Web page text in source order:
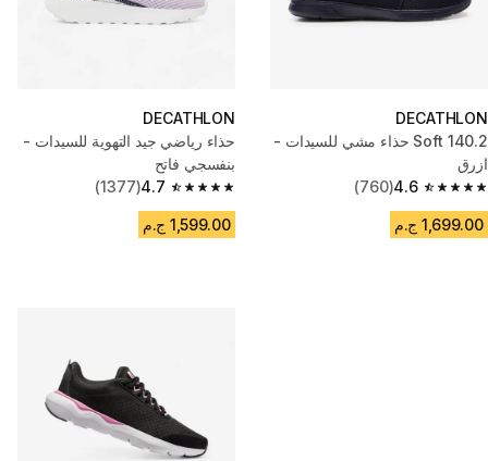
DECATHLON
Soft 140.2 حذاء مشي للسيدات -
ازرق
4.6
4.6 out of 5 stars from 760 reviews
(760)
1,699.00 ج.م
DECATHLON
حذاء رياضي جيد التهوية للسيدات -
بنفسجي فاتح
4.7
4.7 out of 5 stars from 1377 reviews
(1377)
1,599.00 ج.م